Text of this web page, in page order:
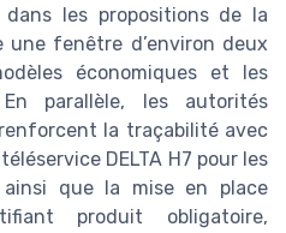
les propositions de la
une fenêtre d’environ deux
économiques et les
parallèle, les autorités
la traçabilité avec
DELTA H7 pour les
que la mise en place
produit obligatoire,